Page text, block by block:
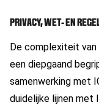
PRIVACY, WET- EN
De complexiteit
een diepgaand
samenwerking met
duidelijke lijnen met